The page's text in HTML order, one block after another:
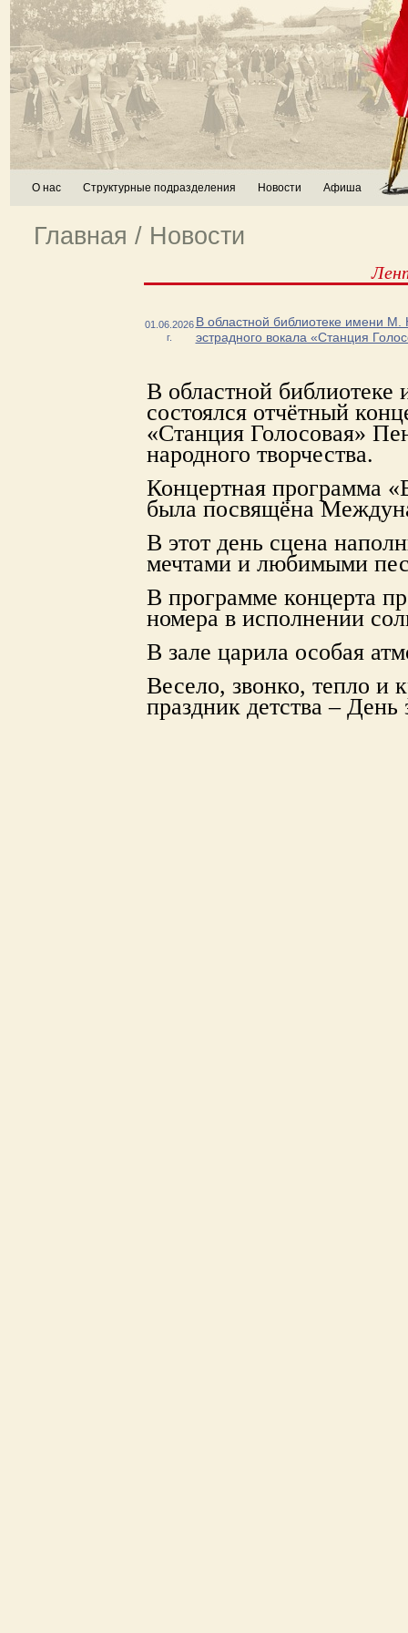
О нас Структурные подразделения Новости Афиша
Главная / Новости
01.06.2026
г.
В областной библиотеке имени М.
эстрадного вокала «Станция
В областной
состоялся отчётный
«Станция Голосовая»
народного творчества.
Концертная программа
была посвящёна
В этот день сцена
мечтами и любимыми
В программе концерта
номера в исполнении
В зале царила особая
Весело, звонко, тепло и
праздник детства –